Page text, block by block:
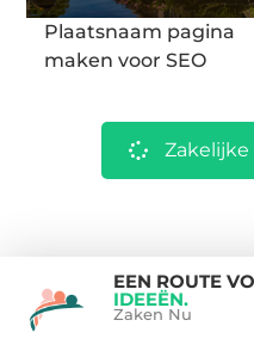
Plaatsnaam pagina
maken voor SEO
EEN ROUTE
IDEEËN.
Zaken Nu